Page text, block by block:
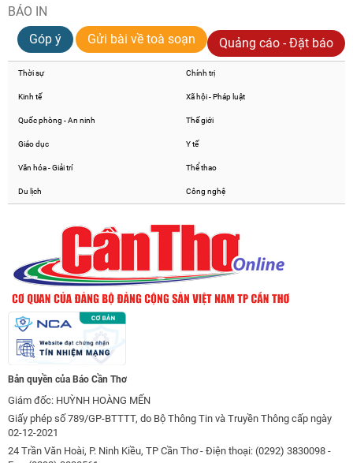
BÁO IN
Góp ý
Gửi bài về toà soạn Quảng cáo - Đặt báo
Thời sự Chính trị
Kinh tế Xã hội - Pháp luật
Quốc phòng - An ninh Thế giới
Giáo dục Y tế
Văn hóa - Giải trí Thể thao
Du lịch Công nghệ
Bản quyền của Báo Cần Thơ
Giám đốc: HUỲNH HOÀNG MẾN
Giấy phép số 789/GP-BTTTT, do Bộ Thông Tin và Truyền Thông cấp ngày
02-12-2021
24 Trần Văn Hoài, P. Ninh Kiều, TP Cần Thơ - Điện thoại: (0292) 3830098 -